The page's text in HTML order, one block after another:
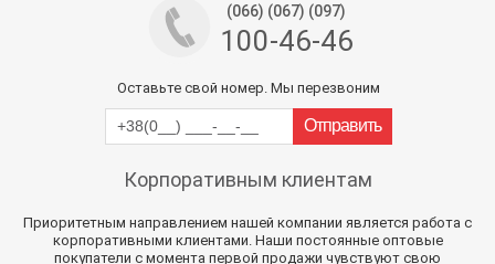
(066) (067) (097)
100-46-46
Оставьте свой номер. Мы перезвоним
Корпоративным клиентам
Приоритетным направлением нашей компании является работа с
корпоративными клиентами. Наши постоянные оптовые
покупатели с момента первой продажи чувствуют свою